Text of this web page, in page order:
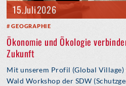
15. Juli 2026
GEOGRAPHIE
Ökonomie und Ökologie
Zukunft
Mit unserem Profil (Global
Wald Workshop der SDW